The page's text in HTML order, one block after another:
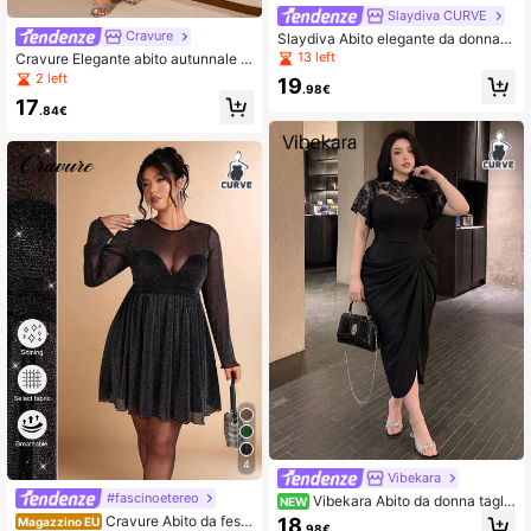
Cravure
Cravure Elegante abito autunnale d
a donna in tessuto a rete con patch
work
2 left
17.84€
4
#fascinoetereo
Magazzino EU Cravure Abito da festa
Slaydiva CURVE
Slaydiva Abito elegante da donna c
on spalla asimmetrica, nero, taglia c
omoda, autunnale
13 left
19.98€
Vibekara
NEW Vibekara Abito da donna taglie
forti nero elegante vintage carino st
18